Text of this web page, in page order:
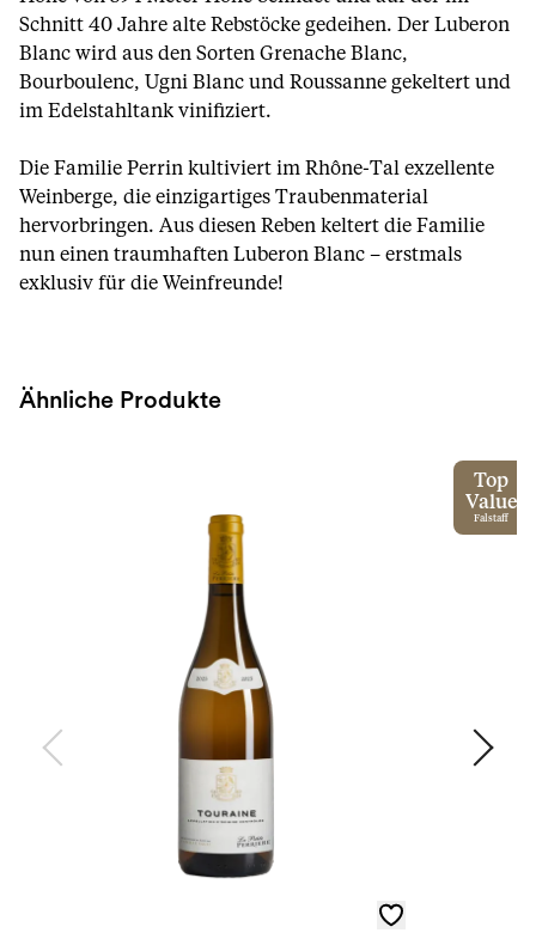
Schnitt 40 Jahre alte Rebstöcke gedeihen. Der Luberon
Blanc wird aus den Sorten Grenache Blanc,
Bourboulenc, Ugni Blanc und Roussanne gekeltert und
im Edelstahltank vinifiziert.
Die Familie Perrin kultiviert im Rhône-Tal exzellente
Weinberge, die einzigartiges Traubenmaterial
hervorbringen. Aus diesen Reben keltert die Familie
nun einen traumhaften Luberon Blanc – erstmals
exklusiv für die Weinfreunde!
Ähnliche Produkte
Top
Value
Falstaff